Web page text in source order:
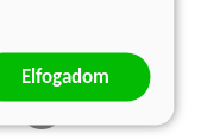
Elfogadom